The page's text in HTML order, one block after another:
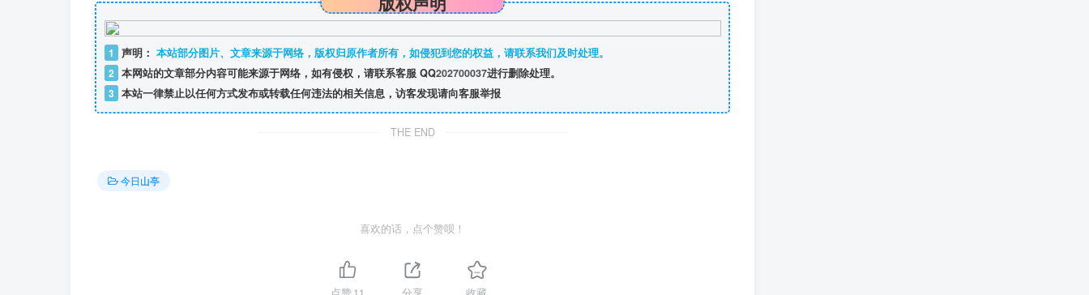
1 声明： 本站部分图片、文章来源于网络，版权归原作者所有，如侵犯到您的权益，请联系我们及时处理。
2 本网站的文章部分内容可能来源于网络，如有侵权，请联系客服 QQ202700037进行删除处理。
3 本站一律禁止以任何方式发布或转载任何违法的相关信息，访客发现请向客服举报
THE END
今日山亭
喜欢的话，点个赞呗！